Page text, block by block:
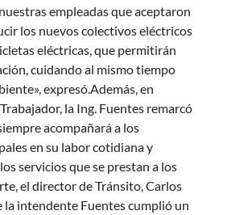
empleadas que aceptaron
los nuevos colectivos eléctricos
eléctricas, que permitirán
cuidando al mismo tiempo
expresó.Además, en
la Ing. Fuentes remarcó
acompañará a los
en su labor cotidiana y
servicios que se prestan a los
el director de Tránsito, Carlos
la intendente Fuentes cumplió un